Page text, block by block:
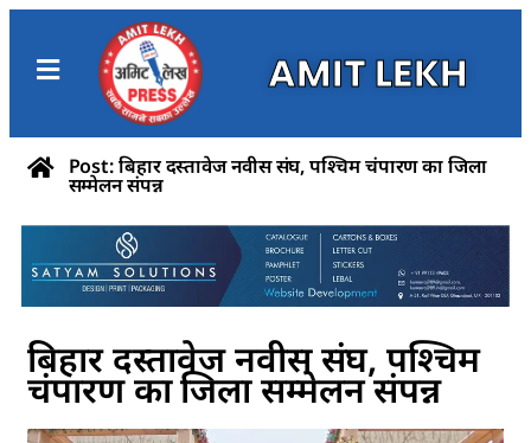
AMIT LEKH
Post: बिहार दस्तावेज नवीस संघ, पश्चिम चंपारण का जिला
सम्मेलन संपन्न
बिहार दस्तावेज नवीस संघ, पश्चिम
चंपारण का जिला सम्मेलन संपन्न